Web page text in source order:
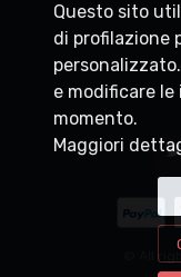
© All
Questo sito
di profilazione
e modificare
momento.
Maggiori